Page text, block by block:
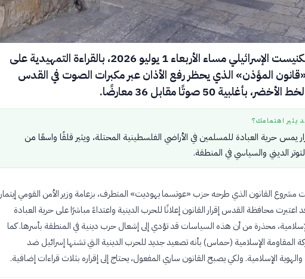
صادق الكنيست الإسرائيلي مساء الأربعاء 1 يوليو 2026، بالقراءة التمهيدية على
المؤذن» الذي يحظر رفع الأذان عبر مكبرات الصوت في القدس
بأغلبية 50 صوتًا مقابل 36 معارضًا.
يثير اهتمامك؟
يمس حرية العبادة للمسلمين في الأراضي الفلسطينية المحتلة، ويثير قلقًا واسعًا من
الديني والسياسي في المنطقة.
مشروع القانون الذي طرحه حزب «عوتسما يهوديت» المتطرف، بزعامة وزير الأمن القومي إيتمار
اعتبرت محافظة القدس إقرار القانون إعلانًا للحرب الدينية واعتداءً مباشرًا على حرية العبادة
محذرة من أن هذه السياسات قد تؤدي إلى إشعال حرب دينية في المنطقة بأسرها. كما
المقاومة الإسلامية (حماس) بأنه تصعيد جديد للحرب الدينية التي تشنها إسرائيل ضد
الإسلامية. ولكي يصبح القانون ساري المفعول، يحتاج إلى إقراره بثلاث قراءات إضافية.